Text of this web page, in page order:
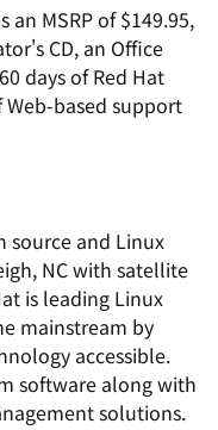
an MSRP of $149.95,
CD, an Office
days of Red Hat
Web-based support
source and Linux
NC with satellite
is leading Linux
mainstream by
accessible.
software along with
solutions.